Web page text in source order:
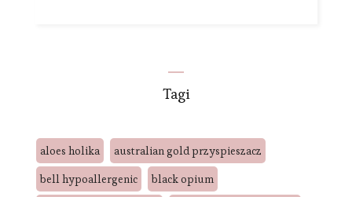
Tagi
aloes holika
australian gold przyspieszacz
bell hypoallergenic
black opium